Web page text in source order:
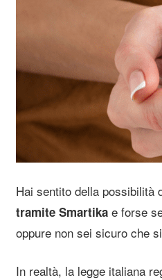
Hai sentito della possibilità
tramite Smartika e forse
oppure non sei sicuro che
In realtà, la legge italiana